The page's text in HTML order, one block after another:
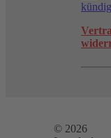
© 2026